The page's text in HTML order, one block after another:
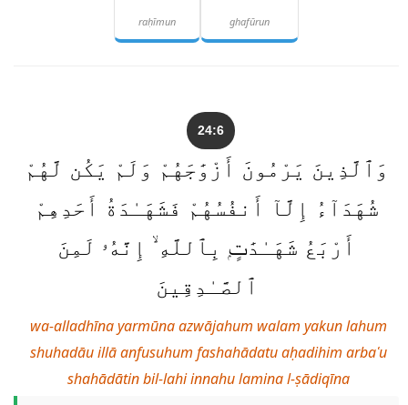
ghafūrun
raḥīmun
24:6
وَٱلَّذِينَ يَرْمُونَ أَزْوَٰجَهُمْ وَلَمْ يَكُن لَّهُمْ
شُهَدَآءُ إِلَّآ أَنفُسُهُمْ فَشَهَـٰدَةُ أَحَدِهِمْ
أَرْبَعُ شَهَـٰدَٰتٍۭ بِٱللَّهِ ۙ إِنَّهُۥ لَمِنَ
ٱلصَّـٰدِقِينَ
wa-alladhīna yarmūna azwājahum walam yakun lahum
shuhadāu illā anfusuhum fashahādatu aḥadihim arbaʿu
shahādātin bil-lahi innahu lamina l-ṣādiqīna